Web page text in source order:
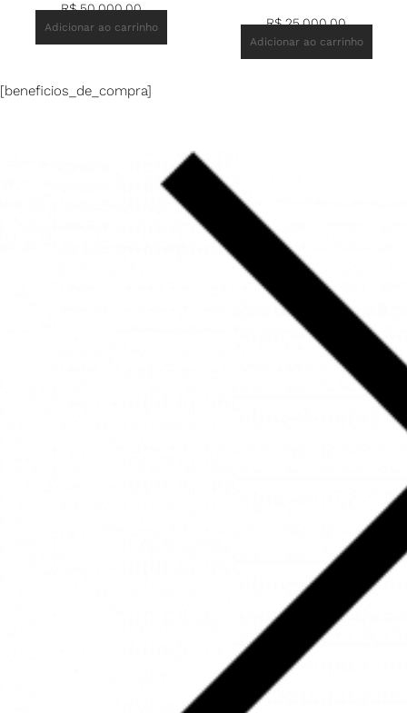
R$50.000,00
Adicionar ao carrinho R$25.000,00
Adicionar ao carrinho
[beneficios_de_compra]